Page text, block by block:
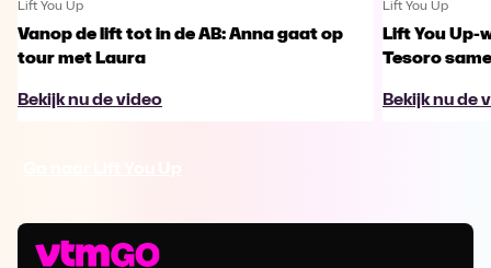
Lift You Up
Vanop de lift tot in de AB: Anna gaat op
tour met Laura
Bekijk nu de video
Lift You Up
Lift You Up-
Tesoro
Bekijk nu de